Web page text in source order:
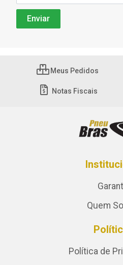
Meus Pedidos
Notas Fiscais
Quem
Política de